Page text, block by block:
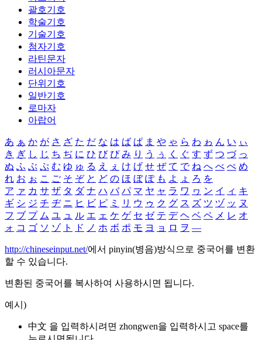
괄호기호
학술기호
기술기호
첨자기호
라틴문자
러시아문자
단위기호
일반기호
로마자
아랍어
あ ぁ か が さ ざ た だ な は ば ぱ ま や ゃ ら わ ゎ ん い ぃ
き ぎ し じ ち ぢ に ひ び ぴ み り う ぅ く ぐ す ず つ づ っ
ぬ ふ ぶ ぷ む ゆ ゅ る え ぇ け げ せ ぜ て で ね へ べ ぺ め
れ お ぉ こ ご そ ぞ と ど の ほ ぼ ぽ も よ ょ ろ を
ア ァ カ サ ザ タ ダ ナ ハ バ パ マ ヤ ャ ラ ワ ヮ ン イ ィ キ
ギ シ ジ チ ヂ ニ ヒ ビ ピ ミ リ ウ ゥ ク グ ス ズ ツ ヅ ッ ヌ
フ ブ プ ム ユ ュ ル エ ェ ケ ゲ セ ゼ テ デ ヘ ベ ペ メ レ オ
ォ コ ゴ ソ ゾ ト ド ノ ホ ボ ポ モ ヨ ョ ロ ヲ ―
http://chineseinput.net/에서 pinyin(병음)방식으로 중국어를 변환
할 수 있습니다.
변환된 중국어를 복사하여 사용하시면 됩니다.
예시)
中文 을 입력하시려면 zhongwen을 입력하시고 space를